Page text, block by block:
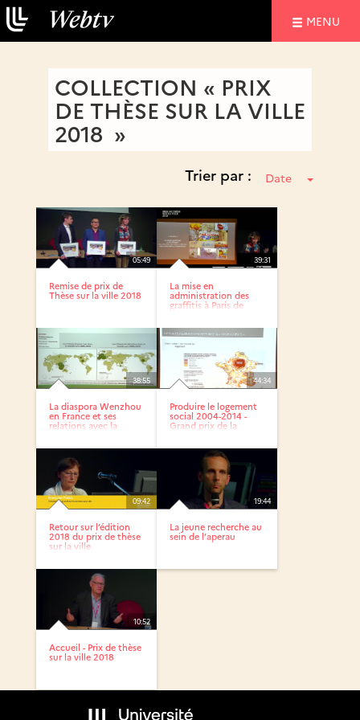
MENU
COLLECTION « PRIX
DE THÈSE SUR LA VILLE
2018 »
Trier par : Date
05:49
Remise de prix de
Thèse sur la ville 2018
39:31
La mise en
administration des
graffitis à Paris de
38:55
La diaspora Wenzhou
en France et ses
relations avec la
44:34
Produire le logement
social 2004-2014 -
Grand prix de la
09:42
Retour sur l’édition
2018 du prix de thèse
sur la ville
19:44
La jeune recherche au
sein de l’aperau
10:52
Accueil - Prix de thèse
sur la ville 2018